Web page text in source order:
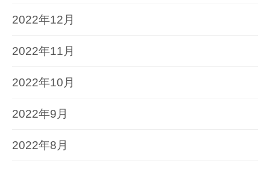
2022年12月
2022年11月
2022年10月
2022年9月
2022年8月